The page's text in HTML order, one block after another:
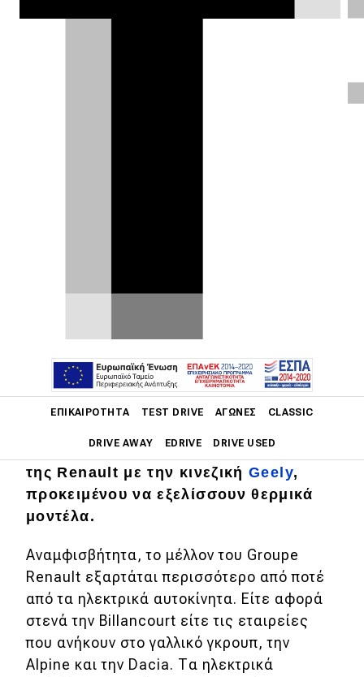
ΕΠΙΚΑΙΡΌΤΗΤΑ TEST DRIVE ΑΓΏΝΕΣ CLASSIC
DRIVE AWAY EDRIVE DRIVE USED
Main navigation
Επικαιρότητα
Πρωτότυπα
Ελλάδα
Κόσμος
Τεχνολογία
οντότητα «Ampère», επικεντρωμένη
Από την 1η Ιουλίου η οντότητα Horse
συνίσταται σε μια στενή συνεργασία
της Renault με την κινεζικήGeely,
προκειμένου να εξελίσσουν θερμικά
μοντέλα.
Αναμφισβήτητα, το μέλλον του Groupe
Renault εξαρτάται περισσότερο από ποτέ
από τα ηλεκτρικά αυτοκίνητα. Είτε αφορά
στενά την Billancourt είτε τις εταιρείες
που ανήκουν στο γαλλικό γκρουπ, την
Alpine και την Dacia. Τα ηλεκτρικά